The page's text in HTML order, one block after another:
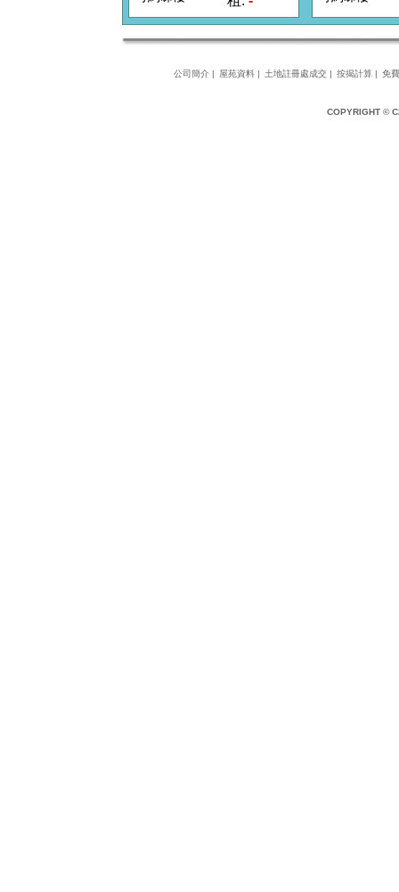
公司簡介 | 屋苑資料| 土地註冊處成交| 按揭計算 | 免
COPYRIGHT ©